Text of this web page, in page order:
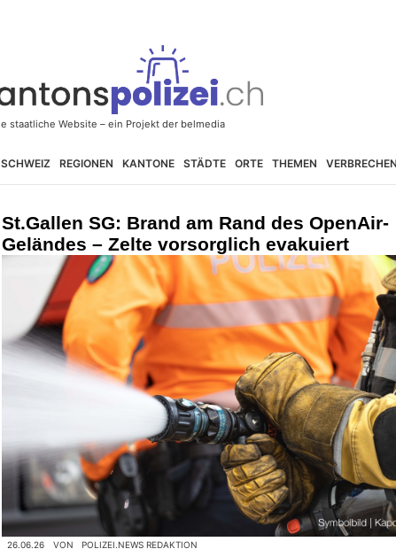
SCHWEIZ REGIONEN KANTONE STÄDTE ORTE THEMEN VERBRECHEN
St.Gallen SG: Brand am Rand des OpenAir-
Geländes – Zelte vorsorglich evakuiert
26.06.26 VON POLIZEI.NEWS REDAKTION